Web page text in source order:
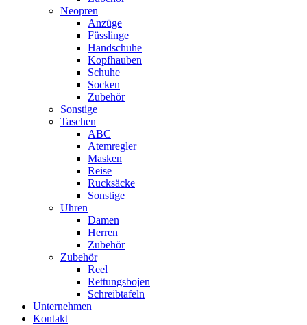
Neopren
Anzüge
Füsslinge
Handschuhe
Kopfhauben
Schuhe
Socken
Zubehör
Sonstige
Taschen
ABC
Atemregler
Masken
Reise
Rucksäcke
Sonstige
Uhren
Damen
Herren
Zubehör
Zubehör
Reel
Rettungsbojen
Schreibtafeln
Unternehmen
Kontakt